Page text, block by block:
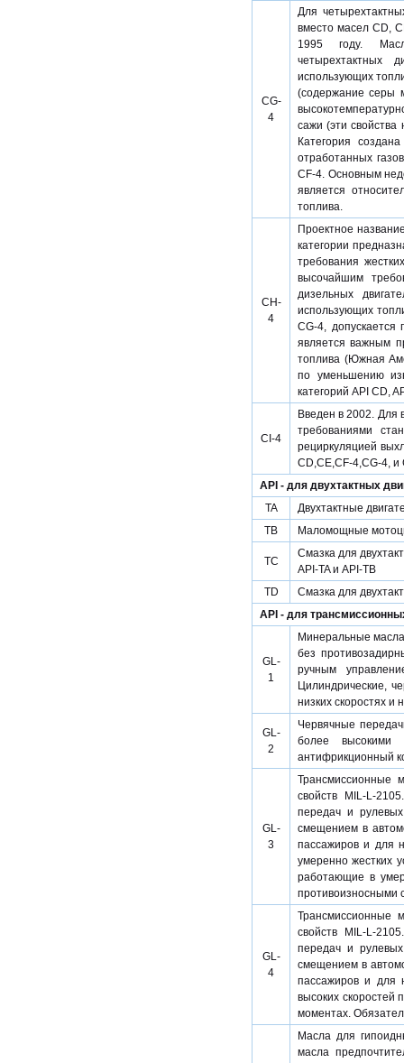
CG-
4
Для
вместо масел CD,
1995 году.
четырехтактных
использующих
(содержание серы
сажи (эти свойства
Категория
отработанных
CF-4. Основным
является
топлива.
CH-
4
Проектное
категории
требования
высочайшим
дизельных
использующих
CG-4,
является важным
топлива (Южная
по уменьшению
категорий API CD,
CI-4
Введен в 2002. Для
требованиями
рециркуляцией
CD,CE,CF-4,CG-4, и
API - для двухтактных
TA
Двухтактные
TB
Маломощные
TC
Смазка для
API-TA и API-TB
TD
Смазка для
API - для
GL-
1
Минеральные
без
ручным
Цилиндрические,
низких скоростях и
GL-
2
Червячные
более высокими
антифрикционный
GL-
3
Трансмиссионные
свойств MIL-L-
передач и
смещением в
пассажиров и для
умеренно жестких
работающие в
противоизносными
GL-
4
Трансмиссионные
свойств MIL-L-
передач и
смещением в
пассажиров и для
высоких
моментах.
Масла для
масла